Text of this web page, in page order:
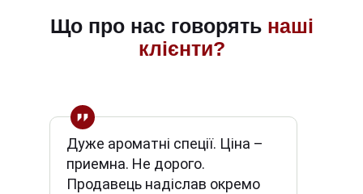
Що про нас говорять наші
клієнти?
Дуже ароматні спеції. Ціна –
приемна. Не дорого.
Продавець надіслав окремо